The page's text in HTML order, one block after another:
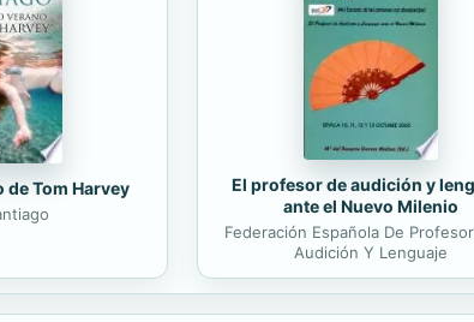
de Tom Harvey
El profesor de audición y
ante el Nuevo Milenio
Federación Española De
Audición Y Lenguaje